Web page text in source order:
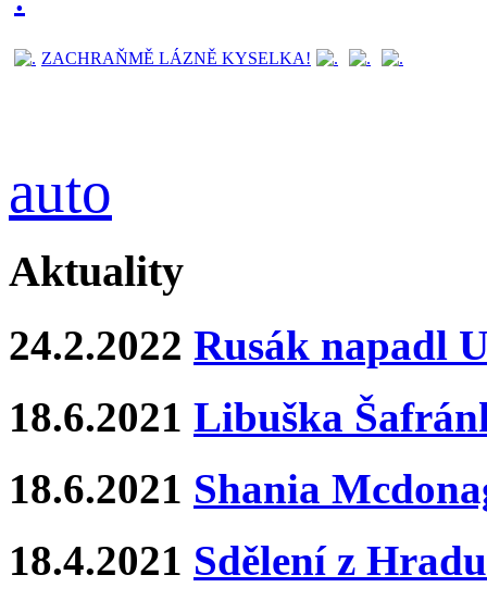
ZACHRAŇMĚ LÁZNĚ KYSELKA!
auto
Aktuality
24.2.2022 Rusák napadl
18.6.2021 Libuška
18.6.2021 Shania
18.4.2021 Sdělení z Hradu